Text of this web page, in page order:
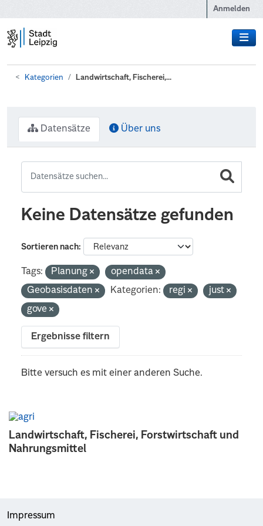
Anmelden
Kategorien Landwirtschaft, Fischerei,...
Landwirtschaft, Fischerei, Forstwirtschaft und
Nahrungsmittel
Datensätze Über uns
Keine Datensätze gefunden
Sortieren nach
Tags: Planung
opendata
Geobasisdaten
Kategorien: regi
just
gove
Ergebnisse filtern
Bitte versuch es mit einer anderen Suche.
Impressum